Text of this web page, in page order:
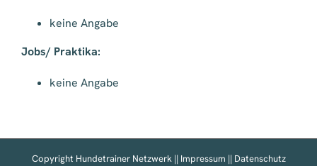
keine Angabe
Jobs/ Praktika:
keine Angabe
Copyright Hundetrainer Netzwerk || Impressum || Datenschutz